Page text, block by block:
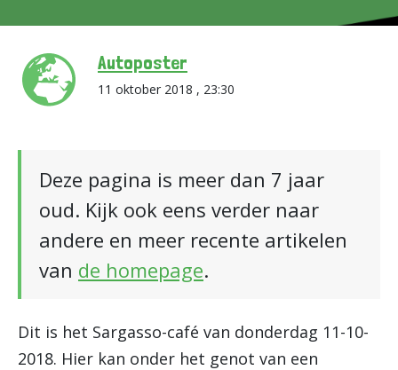
Autoposter
11 oktober 2018 , 23:30
Deze pagina is meer dan 7 jaar
oud. Kijk ook eens verder naar
andere en meer recente artikelen
van de homepage.
Dit is het Sargasso-café van donderdag 11-10-
2018. Hier kan onder het genot van een